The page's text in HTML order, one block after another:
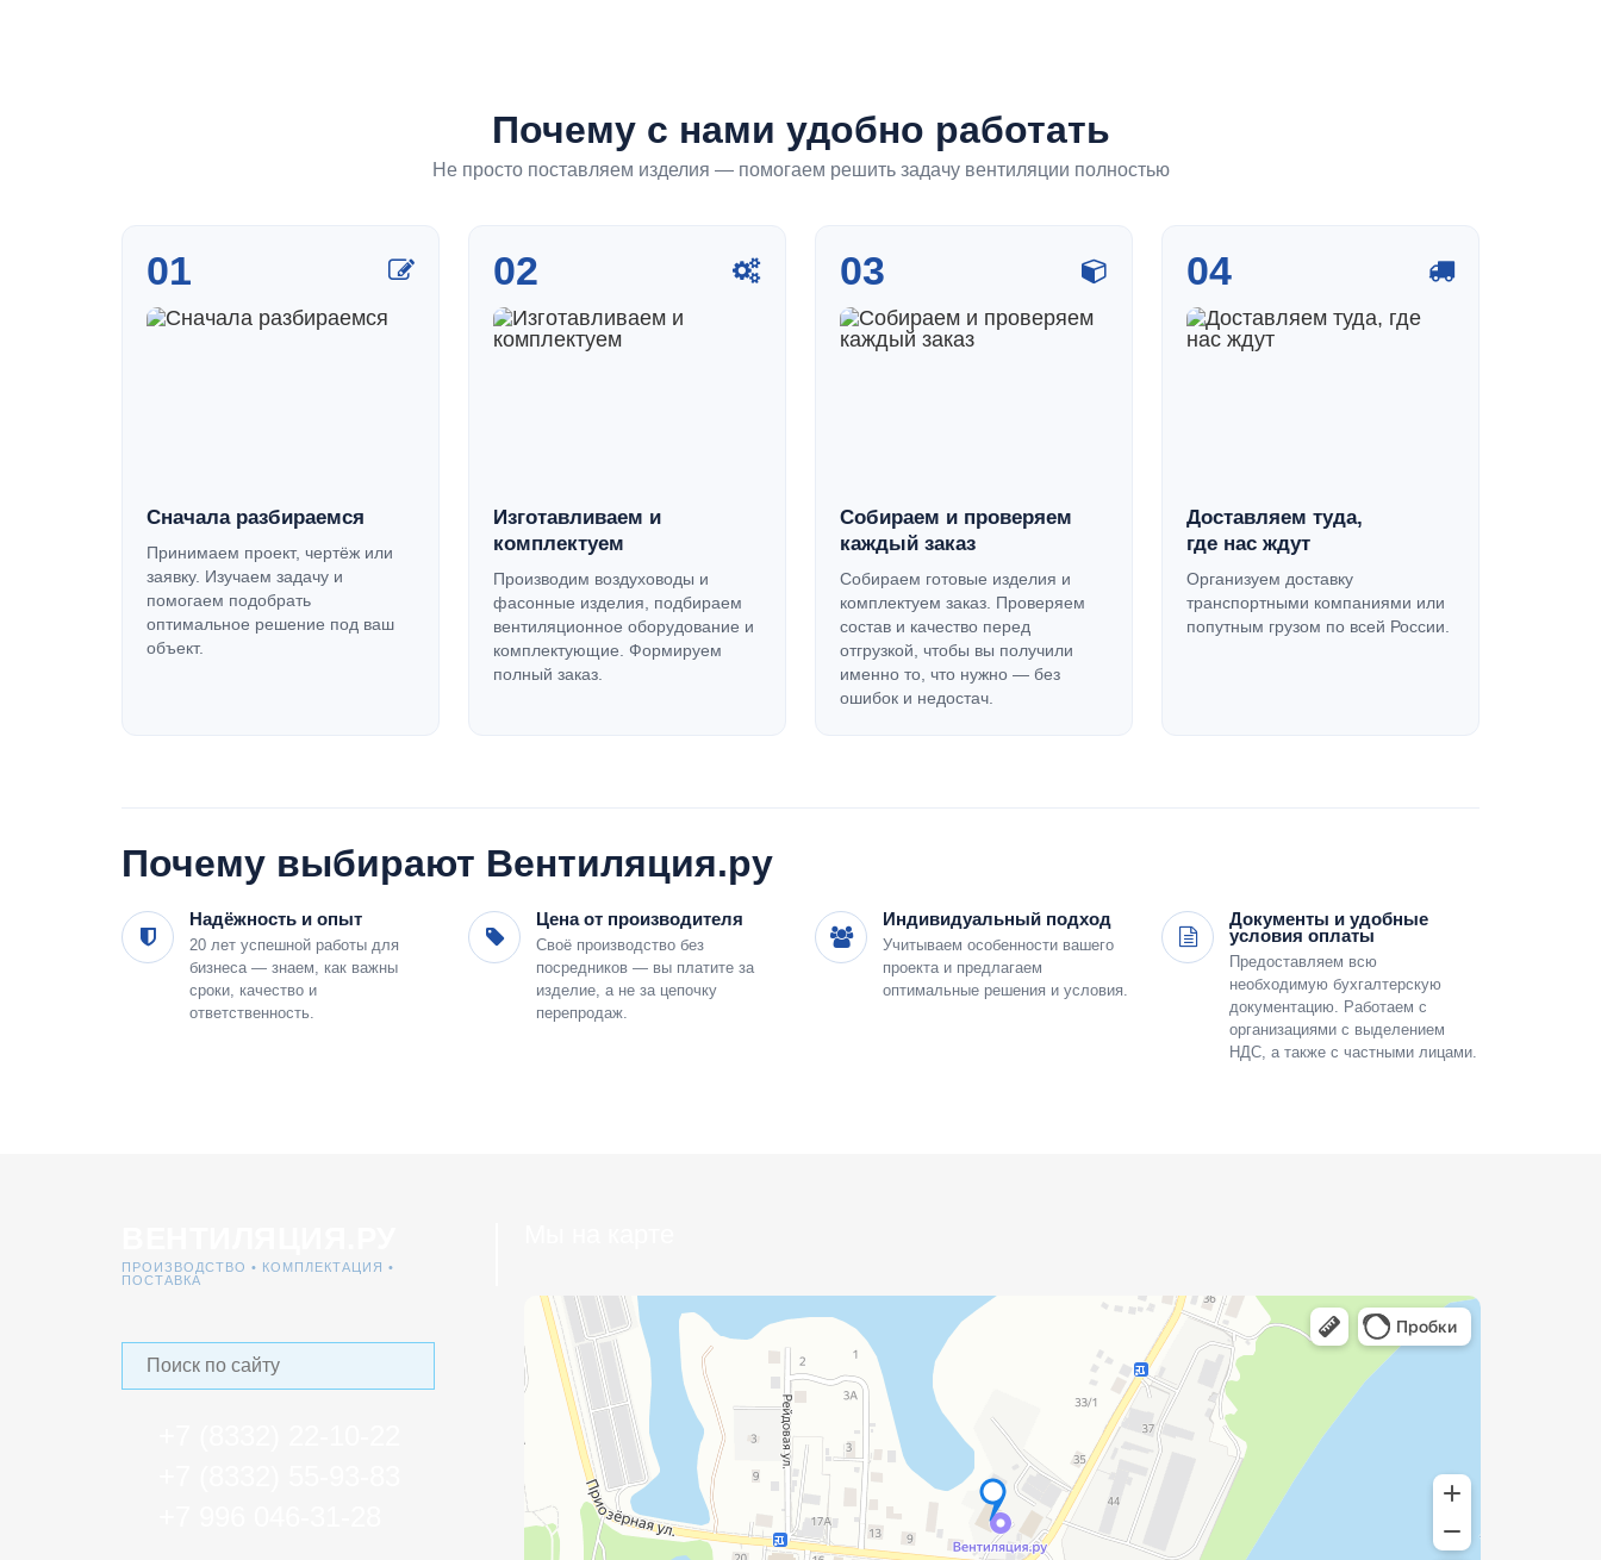
Почему с нами удобно работать
Не просто поставляем изделия — помогаем решить задачу вентиляции полностью
01
Сначала разбираемся
Принимаем проект, чертёж или
заявку. Изучаем задачу и
помогаем подобрать
оптимальное решение под ваш
объект.
02
Изготавливаем и
комплектуем
Производим воздуховоды и
фасонные изделия, подбираем
вентиляционное оборудование и
комплектующие. Формируем
полный заказ.
03
Собираем и проверяем
каждый заказ
Собираем готовые изделия и
комплектуем заказ. Проверяем
состав и качество перед
отгрузкой, чтобы вы получили
именно то, что нужно — без
ошибок и недостач.
04
Доставляем туда,
где нас ждут
Организуем доставку
транспортными компаниями или
попутным грузом по всей России.
Почему выбирают Вентиляция.ру
Надёжность и опыт
20 лет успешной работы для
бизнеса — знаем, как важны
сроки, качество и
ответственность.
Цена от производителя
Своё производство без
посредников — вы платите за
изделие, а не за цепочку
перепродаж.
Индивидуальный подход
Учитываем особенности вашего
проекта и предлагаем
оптимальные решения и условия.
Документы и удобные
условия оплаты
Предоставляем всю
необходимую бухгалтерскую
документацию. Работаем с
организациями с выделением
НДС, а также с частными лицами.
ПРОИЗВОДСТВО • КОМПЛЕКТАЦИЯ •
ПОСТАВКА